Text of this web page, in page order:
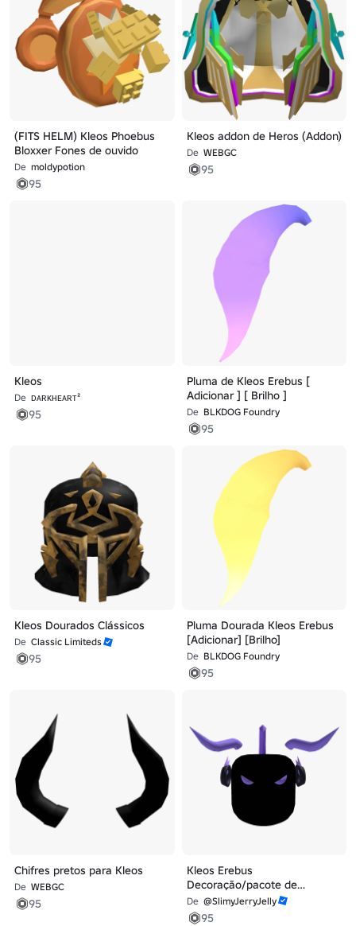
(FITS HELM) Kleos Phoebus
Bloxxer Fones de ouvido
De moldypotion
95
Kleos addon de Heros (Addon)
De WEBGC
95
Kleos
De ᴅᴀʀᴋʜᴇᴀʀᴛ²
95
Pluma de Kleos Erebus [
Adicionar ] [ Brilho ]
De BLKDOG Foundry
95
Kleos Dourados Clássicos
De Classic Limiteds
95
Pluma Dourada Kleos Erebus
[Adicionar] [Brilho]
De BLKDOG Foundry
95
Chifres pretos para Kleos
De WEBGC
95
Kleos Erebus
Decoração/pacote de
complementos
De @SlimyJerryJelly
95